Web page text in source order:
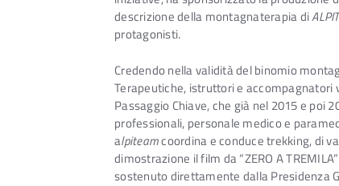
descrizione della montagnaterapia di
protagonisti.
Credendo nella validità del binomio
Terapeutiche, istruttori e
Passaggio Chiave, che già nel 2015 e
professionali, personale medico e
alpiteamcoordina e conduce trekking, di
dimostrazione il film da “ZERO A
sostenuto direttamente dalla Presidenza